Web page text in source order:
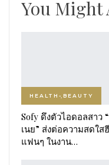
You Might
HEALTH-ฺBEAUTY
Sofy ดึงตัวไอดอลสาว
เนย” ส่งต่อความสดใส
แฟนๆ ในงาน…